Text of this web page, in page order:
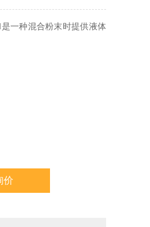
一种混合粉末时提供液体
价